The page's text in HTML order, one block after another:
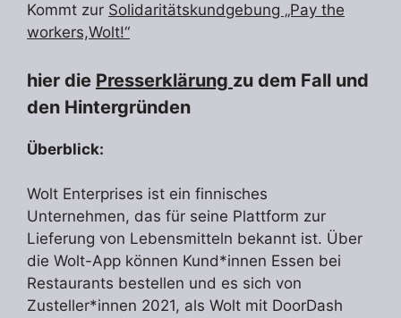
Kommt zur Solidaritätskundgebung „Pay the
workers,Wolt!“
hier die Presserklärung zu dem Fall und
den Hintergründen
Überblick:
Wolt Enterprises ist ein finnisches
Unternehmen, das für seine Plattform zur
Lieferung von Lebensmitteln bekannt ist. Über
die Wolt-App können Kund*innen Essen bei
Restaurants bestellen und es sich von
Zusteller*innen 2021, als Wolt mit DoorDash